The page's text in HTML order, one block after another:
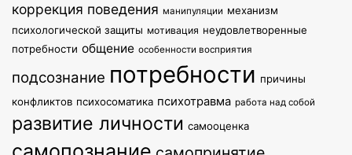
коррекция поведения манипуляции механизм
психологической защиты мотивация неудовлетворенные
потребности общение особенности восприятия
подсознание потребности причины
конфликтов психосоматика психотравма работа над собой
развитие личности самооценка